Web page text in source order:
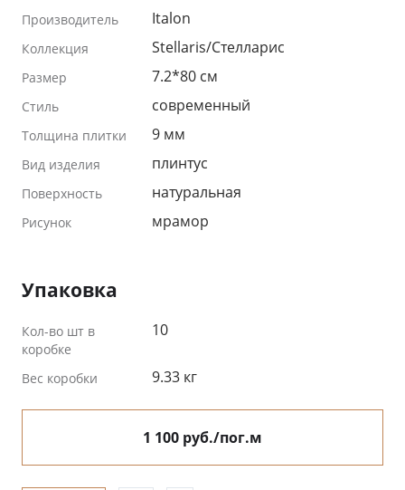
Производитель Italon
Коллекция Stellaris/Стелларис
Размер 7.2*80 см
Стиль современный
Толщина плитки 9 мм
Вид изделия плинтус
Поверхность натуральная
Рисунок мрамор
Упаковка
Кол-во шт в
коробке
10
Вес коробки 9.33 кг
1 100 руб./пог.м